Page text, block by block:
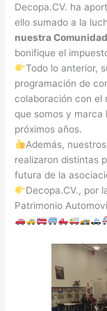
Decopa.CV. ha
ello sumado a la
nuestra
bonifique el
Todo lo anterior,
programación de
colaboración con el
que somos y marca
próximos años.
Además,
realizaron distintas
futura de la
Decopa.CV., por
Patrimonio